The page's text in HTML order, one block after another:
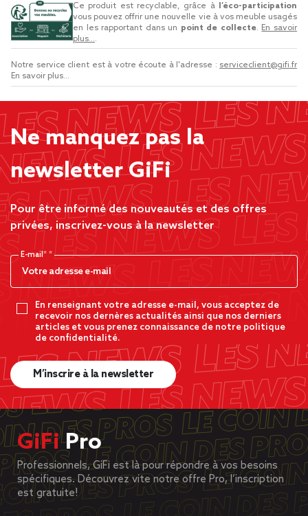
Ce produit est recyclable, grâce à
l’éco-participation
vous pouvez offrir une nouvelle vie à vos meuble usagés
en les rapportant dans un point de collecte. En savoir
plus....
Notre service client est à votre écoute à l'adresse : serviceclient@gifi.fr
En savoir plus...
Ne manquez pas la
newsletter GiFi
Pour être informé des nouveautés et des offres
privées, inscrivez-vous à la newsletter
E-mail*
En renseignant votre adresse e-mail, vous acceptez de
recevoir nos dernères actualités ainsi que nos derniers
articles et vous prenez connaissance de notre politique
de confidentialité.
M’inscrire à la newsletter
GiFiPro
Professionnels, GiFi est là pour répondre à vos besoins
spécifiques. Découvrez vite notre offre Pro, l’inscription
est gratuite!